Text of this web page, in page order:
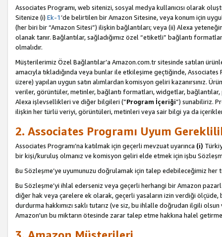
Associates Programı, web sitenizi, sosyal medya kullanıcısı olarak
Sitenize (i) Ek-1’de belirtilen bir Amazon Sitesine, veya konum için
(her biri bir “Amazon Sitesi”) ilişkin bağlantıları; veya (ii) Alexa
olanak tanır. Bağlantılar, sağladığımız özel “etiketli” bağlantı
olmalıdır.
Müşterilerimiz Özel Bağlantılar’a Amazon.com.tr sitesinde satılan
amacıyla tıkladığında veya bunlar ile etkileşime geçtiğinde,
üzere) yapılan uygun satın alımlardan komisyon geliri kazanırsınız.
veriler, görüntüler, metinler, bağlantı formatları, widgetlar,
Alexa işlevsellikleri ve diğer bilgileri (”Program İçeriği”) sunabiliriz.
ilişkin her türlü veriyi, görüntüleri, metinleri veya sair bilgi ya da içerikleri
2. Associates Programı Uyum
Associates Programı’na katılmak için geçerli mevzuat uyarınca (i)
bir kişi/kuruluş olmanız ve komisyon geliri elde etmek için işbu
Bu Sözleşme’ye uyumunuzu doğrulamak için talep edebileceğimiz
Bu Sözleşme’yi ihlal ederseniz veya geçerli herhangi bir Amazon
diğer hak veya çarelere ek olarak, geçerli yasaların izin verdiği
durdurma hakkımızı saklı tutarız (ve siz, bu ihlalle doğrudan ilgili
Amazon'un bu miktarın ötesinde zarar talep etme hakkına halel